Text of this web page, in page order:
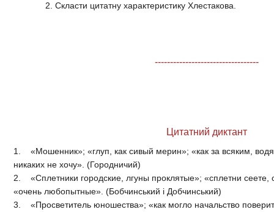
2. Скласти цитатну характеристику Хлестакова.
----------------------------------
Цитатний диктант
1. «Мошенник»; «глуп, как сивый мерин»; «как за всяким,
никаких не хочу». (Городничий)
2. «Сплетники городские, лгуны проклятые»; «сплетни сеете,
«очень любопытные». (Бобчинський і Добчинський)
3. «Просветитель юношества»; «как могло начальство